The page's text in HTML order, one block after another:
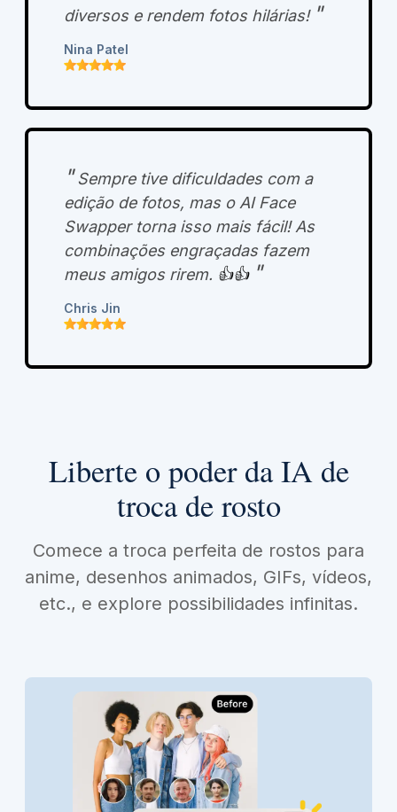
diversos e rendem fotos hilárias! "
Nina Patel
" Sempre tive dificuldades com a
edição de fotos, mas o AI Face
Swapper torna isso mais fácil! As
combinações engraçadas fazem
meus amigos rirem. 👍👍 "
Chris Jin
Liberte o poder da IA ​​de
troca de rosto
Comece a troca perfeita de rostos para
anime, desenhos animados, GIFs, vídeos,
etc., e explore possibilidades infinitas.